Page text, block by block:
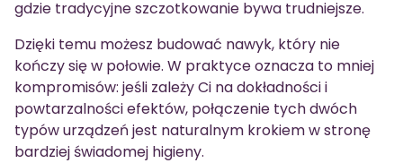
gdzie tradycyjne szczotkowanie bywa trudniejsze.
Dzięki temu możesz budować nawyk, który nie
kończy się w połowie. W praktyce oznacza to mniej
kompromisów: jeśli zależy Ci na dokładności i
powtarzalności efektów, połączenie tych dwóch
typów urządzeń jest naturalnym krokiem w stronę
bardziej świadomej higieny.